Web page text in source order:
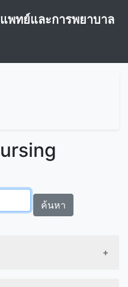
พทย์และการพยาบาล
ค้นหา